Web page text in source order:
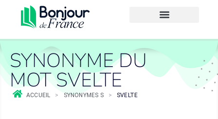
SYNONYME DU
MOT SVELTE
ACCUEIL > SYNONYMES S > SVELTE